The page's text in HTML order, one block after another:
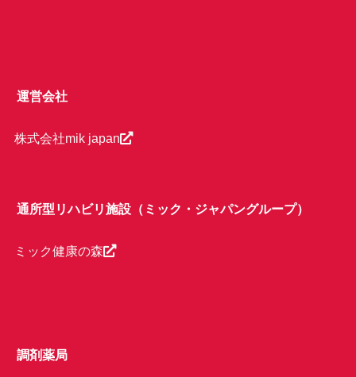
運営会社
株式会社mik japan
通所型リハビリ施設（ミック・ジャパングループ）
ミック健康の森
調剤薬局